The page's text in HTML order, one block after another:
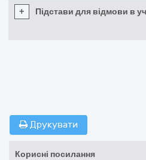
+ Підстави для відмови в
Друкувати
Корисні посилання